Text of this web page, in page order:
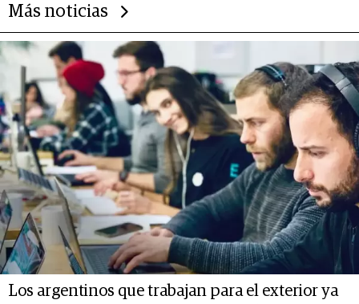
Más noticias
Los argentinos que trabajan para el exterior ya